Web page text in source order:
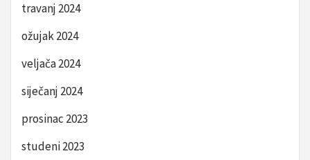
travanj 2024
ožujak 2024
veljača 2024
siječanj 2024
prosinac 2023
studeni 2023